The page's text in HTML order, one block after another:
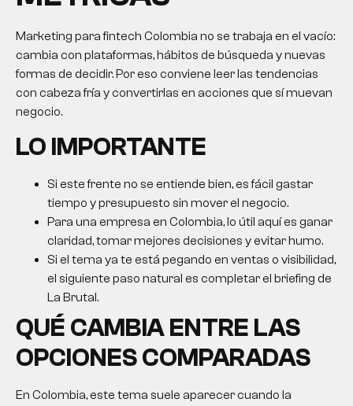
Marketing para fintech Colombia no se trabaja en el vacío:
cambia con plataformas, hábitos de búsqueda y nuevas
formas de decidir. Por eso conviene leer las tendencias
con cabeza fría y convertirlas en acciones que sí muevan
negocio.
LO IMPORTANTE
Si este frente no se entiende bien, es fácil gastar
tiempo y presupuesto sin mover el negocio.
Para una empresa en Colombia, lo útil aquí es ganar
claridad, tomar mejores decisiones y evitar humo.
Si el tema ya te está pegando en ventas o visibilidad,
el siguiente paso natural es completar el briefing de
La Brutal.
QUÉ CAMBIA ENTRE LAS
OPCIONES COMPARADAS
En Colombia, este tema suele aparecer cuando la